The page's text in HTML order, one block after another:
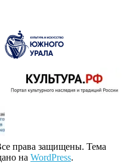
права защищены. Тема
на WordPress.